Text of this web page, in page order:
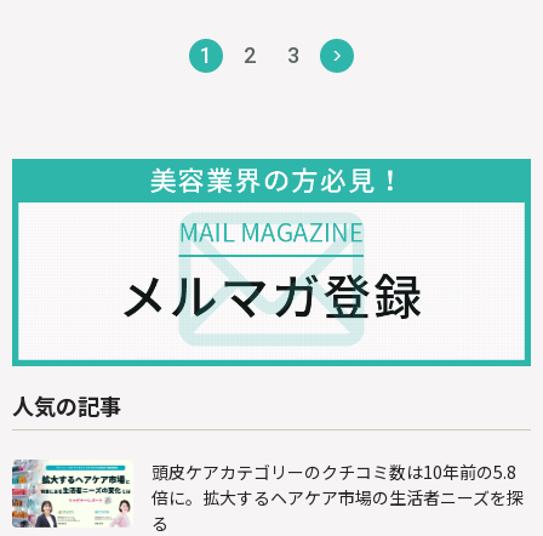
1 2 3
人気の記事
頭皮ケアカテゴリーのクチコミ数は10年前の5.8
倍に。拡大するヘアケア市場の生活者ニーズを探
る